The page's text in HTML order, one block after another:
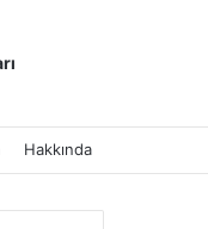
Hakkında